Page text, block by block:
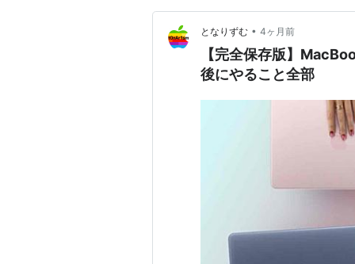
となりずむ • 4ヶ月前
【完全保存版】
後にやること全部